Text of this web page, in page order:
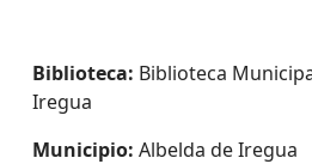
Biblioteca: Biblioteca
Iregua
Municipio: Albelda de Iregua